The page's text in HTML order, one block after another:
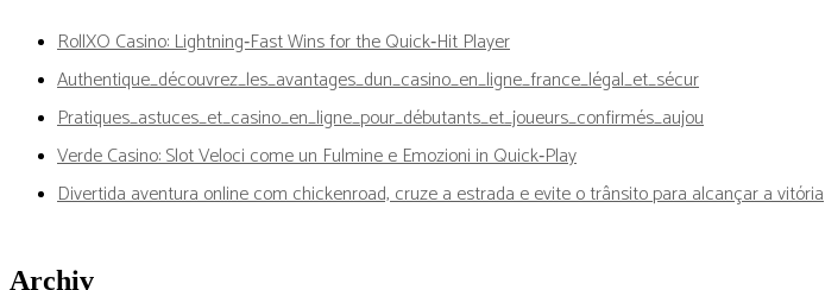
RollXO Casino: Lightning‑Fast Wins for the Quick‑Hit Player
Authentique_découvrez_les_avantages_dun_casino_en_ligne_france_légal_et_sécur
Pratiques_astuces_et_casino_en_ligne_pour_débutants_et_joueurs_confirmés_aujou
Verde Casino: Slot Veloci come un Fulmine e Emozioni in Quick‑Play
Divertida aventura online com chickenroad, cruze a estrada e evite o trânsito para alcançar a vitória
Archiv